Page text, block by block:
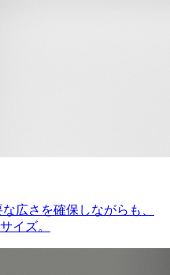
広さを確保しながらも、
イズ。